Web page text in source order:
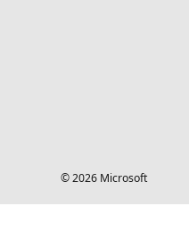
© 2026 Microsoft